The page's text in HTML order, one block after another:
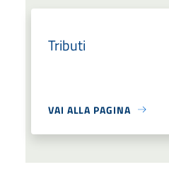
Tributi
VAI ALLA PAGINA